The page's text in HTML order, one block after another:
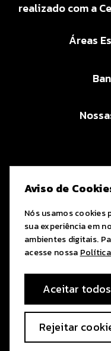
realizado com a
Áreas
Uma
© 2026 Bancorbrás.
Administradora de
End: Setor Comercial
Norte, Brasília/DF, CEP:
às regras descritas
Cookies e nos
Aviso de
Nós usamos cookies
sua experiência em
ambientes digitais.
acesse nossa
Aceitar
Rejeitar